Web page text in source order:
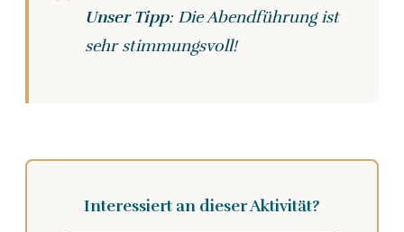
Unser Tipp: Die Abendführung ist
sehr stimmungsvoll!
Interessiert an dieser Aktivität?